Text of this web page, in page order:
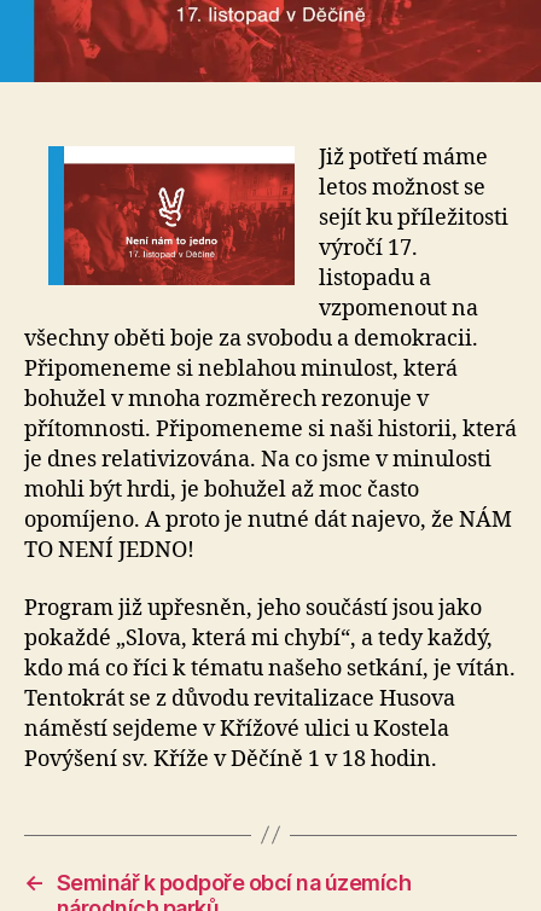
Již potřetí máme
letos možnost se
sejít ku příležitosti
výročí 17.
listopadu a
vzpomenout na
všechny oběti boje za svobodu a demokracii.
Připomeneme si neblahou minulost, která
bohužel v mnoha rozměrech rezonuje v
přítomnosti. Připomeneme si naši historii, která
je dnes relativizována. Na co jsme v minulosti
mohli být hrdi, je bohužel až moc často
opomíjeno. A proto je nutné dát najevo, že NÁM
TO NENÍ JEDNO!
Program již upřesněn, jeho součástí jsou jako
pokaždé „Slova, která mi chybí“, a tedy každý,
kdo má co říci k tématu našeho setkání, je vítán.
Tentokrát se z důvodu revitalizace Husova
náměstí sejdeme v Křížové ulici u Kostela
Povýšení sv. Kříže v Děčíně 1 v 18 hodin.
← Seminář k podpoře obcí na územích